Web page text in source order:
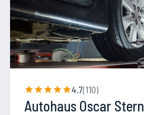
4.7(110)
Autohaus Oscar Stern